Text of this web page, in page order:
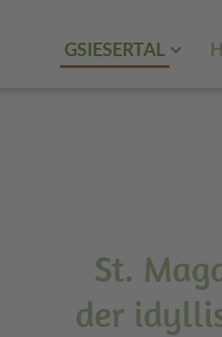
GSIESERTAL
St.
der